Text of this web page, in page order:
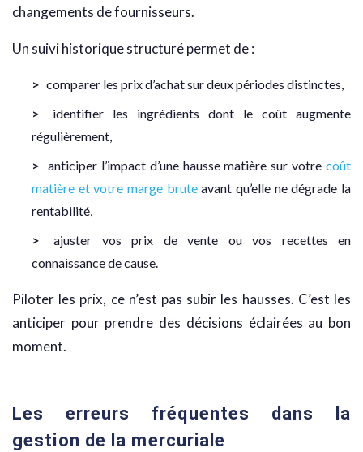
changements de fournisseurs.
Un suivi historique structuré permet de :
comparer les prix d’achat sur deux périodes distinctes,
identifier les ingrédients dont le coût augmente
régulièrement,
anticiper l’impact d’une hausse matière sur votre coût
matière et votre marge bruteavant qu’elle ne dégrade la
rentabilité,
ajuster vos prix de vente ou vos recettes en
connaissance de cause.
Piloter les prix, ce n’est pas subir les hausses. C’est les
anticiper pour prendre des décisions éclairées au bon
moment.
Les erreurs fréquentes dans la
gestion de la mercuriale